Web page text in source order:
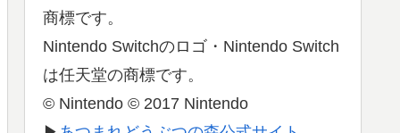
商標です。
Nintendo Switchのロゴ・Nintendo Switch
は任天堂の商標です。
© Nintendo © 2017 Nintendo